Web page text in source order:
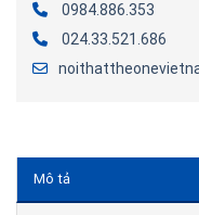
0984.886.353
024.33.521.686
Mô tả